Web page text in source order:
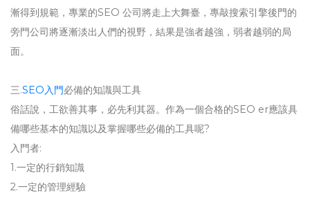
漸得到規範，專業的SEO 公司將走上大舞臺，專敲搜索引擎後門的
旁門公司將逐漸淡出人們的視野，結果是強者越強，弱者越弱的局
面。
三.SEO入門必備的知識與工具
俗話說，工欲善其事，必先利其器。作為一個合格的SEO er應該具
備哪些基本的知識以及掌握哪些必備的工具呢?
入門者:
1.一定的行銷知識
2.一定的管理經驗